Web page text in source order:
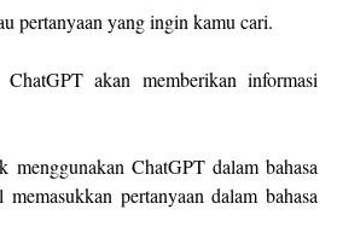
pertanyaan yang ingin kamu cari.
akan memberikan informasi
menggunakan ChatGPT dalam bahasa
pertanyaan dalam bahasa